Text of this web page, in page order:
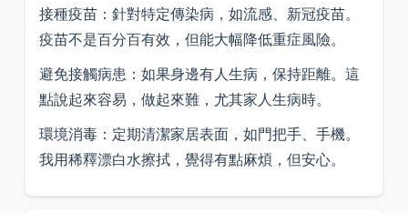
接種疫苗：針對特定傳染病，如流感、新冠疫苗。
疫苗不是百分百有效，但能大幅降低重症風險。
避免接觸病患：如果身邊有人生病，保持距離。這
點說起來容易，做起來難，尤其家人生病時。
環境消毒：定期清潔家居表面，如門把手、手機。
我用稀釋漂白水擦拭，覺得有點麻煩，但安心。